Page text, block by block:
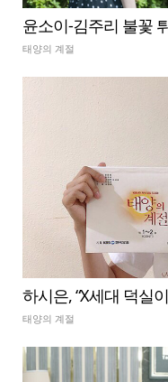
윤소이-김주리 불꽃
태양의 계절
하시은, “X세대 덕실
태양의 계절